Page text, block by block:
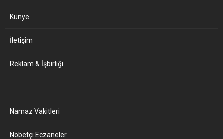
Künye
İletişim
Reklam & İşbirliği
Namaz Vakitleri
Nöbetçi Eczaneler